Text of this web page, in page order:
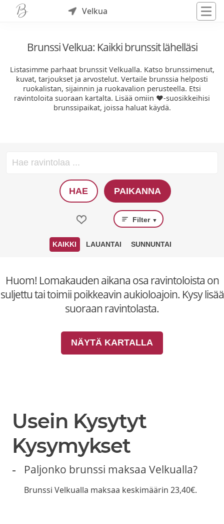
Velkua
Brunssi Velkua: Kaikki brunssit lähelläsi
Listasimme parhaat brunssit Velkualla. Katso brunssimenut,
kuvat, tarjoukset ja arvostelut. Vertaile brunssia helposti
ruokalistan, sijainnin ja ruokavalion perusteella. Etsi
ravintoloita suoraan kartalta. Lisää omiin ❤️-suosikkeihisi
brunssipaikat, joissa haluat käydä.
HAE PAIKANNA
Filter ▼
KAIKKI LAUANTAI SUNNUNTAI
Huom! Lomakauden aikana osa ravintoloista on
suljettu tai toimii poikkeavin aukioloajoin. Kysy lisää
suoraan ravintolasta.
NÄYTÄ KARTALLA
Usein Kysytyt
Kysymykset
Paljonko brunssi maksaa Velkualla?
Brunssi Velkualla maksaa keskimäärin 23,40€.